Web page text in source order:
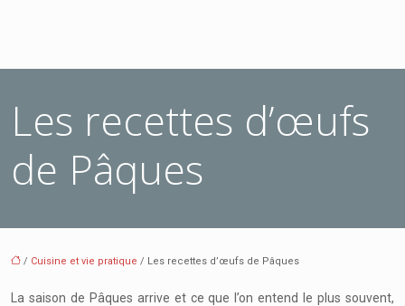
Les recettes d’œufs
de Pâques
/ Cuisine et vie pratique / Les recettes d’œufs de Pâques
La saison de Pâques arrive et ce que l’on entend le plus souvent,